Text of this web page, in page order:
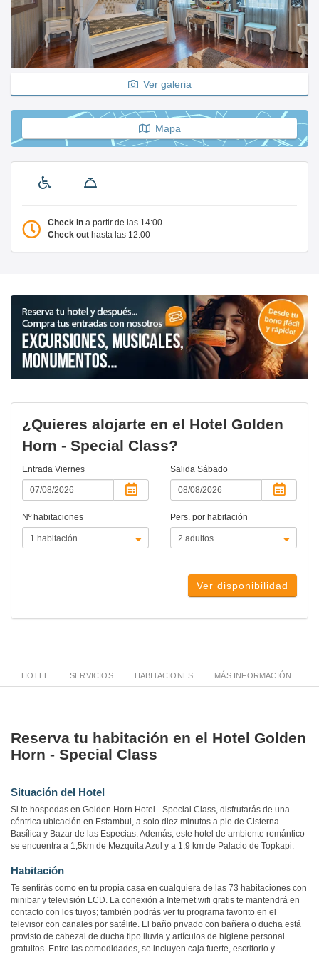
Ver galeria
Mapa
Check in a partir de las 14:00
Check out hasta las 12:00
¿Quieres alojarte en el Hotel Golden
Horn - Special Class?
Entrada Viernes Salida Sábado
Nº habitaciones Pers. por habitación
Ver disponibilidad
HOTEL SERVICIOS HABITACIONES MÁS INFORMACIÓN
Reserva tu habitación en el Hotel Golden
Horn - Special Class
Situación del Hotel
Si te hospedas en Golden Horn Hotel - Special Class, disfrutarás de una
céntrica ubicación en Estambul, a solo diez minutos a pie de Cisterna
Basílica y Bazar de las Especias. Además, este hotel de ambiente romántico
se encuentra a 1,5km de Mezquita Azul y a 1,9 km de Palacio de Topkapi.
Habitación
Te sentirás como en tu propia casa en cualquiera de las 73 habitaciones con
minibar y televisión LCD. La conexión a Internet wifi gratis te mantendrá en
contacto con los tuyos; también podrás ver tu programa favorito en el
televisor con canales por satélite. El baño privado con bañera o ducha está
provisto de cabezal de ducha tipo lluvia y artículos de higiene personal
gratuitos. Entre las comodidades, se incluyen caja fuerte, escritorio y